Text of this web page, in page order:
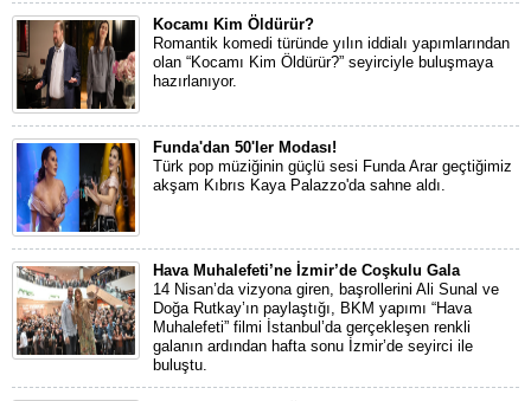
Kocamı Kim Öldürür?
Romantik komedi türünde yılın iddialı yapımlarından
olan “Kocamı Kim Öldürür?” seyirciyle buluşmaya
hazırlanıyor.
Funda'dan 50'ler Modası!
Türk pop müziğinin güçlü sesi Funda Arar geçtiğimiz
akşam Kıbrıs Kaya Palazzo'da sahne aldı.
Hava Muhalefeti’ne İzmir’de Coşkulu Gala
14 Nisan’da vizyona giren, başrollerini Ali Sunal ve
Doğa Rutkay’ın paylaştığı, BKM yapımı “Hava
Muhalefeti” filmi İstanbul’da gerçekleşen renkli
galanın ardından hafta sonu İzmir’de seyirci ile
buluştu.